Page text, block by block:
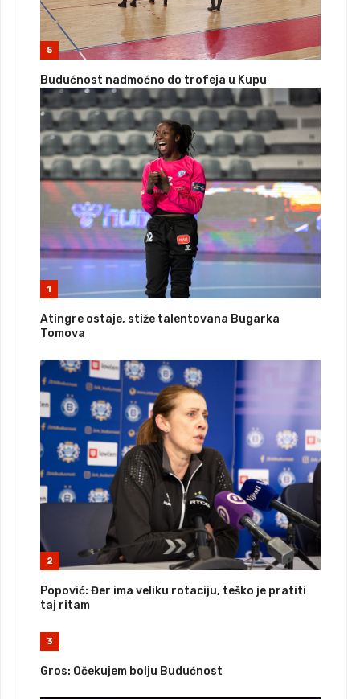
5
Budućnost nadmoćno do trofeja u Kupu
1
Atingre ostaje, stiže talentovana Bugarka
Tomova
2
Popović: Đer ima veliku rotaciju, teško je pratiti
taj ritam
3
Gros: Očekujem bolju Budućnost